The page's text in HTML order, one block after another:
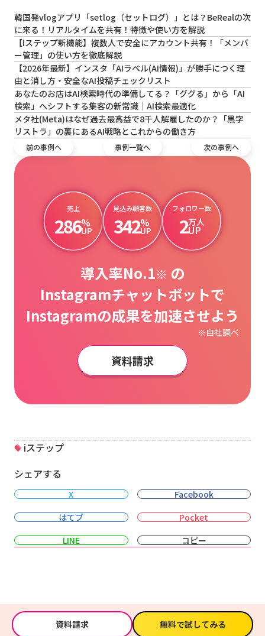
韓国発vlogアプリ「setlog（セットログ）」とは？BeRealの次
に来る！リアルタイムを共有！特徴や使い方を解説
【iステップ新機能】複数人で安全にアカウント共有！「メンバ
ー管理」の使い方を徹底解説
【2026年最新】インスタ「AIラベル(AI情報)」が勝手につく理
由と消し方・安全なAI投稿チェックリスト
あなたのお店はAI検索時代の準備してる？「ググる」から「AI
検索」へシフトする集客の新常識｜AI検索最適化
メタ社(Meta)はなぜ過去最高益で8千人解雇したのか？「黒字
リストラ」の裏にあるAI戦略とこれからの働き方
前の事例へ 事例一覧へ 次の事例へ
売上
286%
UP
見込み顧客数
342%
UP
フォロワー数
2万人
UP
導入率No.1※ の
Instagramチャットボットで
Instagramの成果を加速させよう
※自社調べ
資料請求
iステップ
シェアする
X
Facebook
はてブ
Pocket
LINE
コピー
資料請求 無料で試してみる